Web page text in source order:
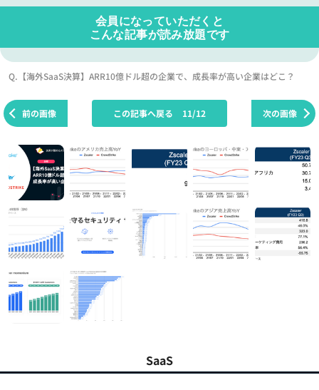
会員になっていただくと
こんな記事が読み放題です
Q.【海外SaaS決算】ARR10億ドル超の企業で、成長率が高い企業はどこ？
前の画像 次の画像
この記事へ戻る 11/12
SaaS